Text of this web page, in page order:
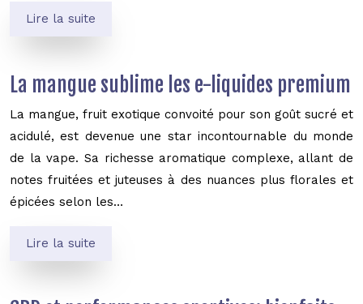
Lire la suite
La mangue sublime les e-liquides premium
La mangue, fruit exotique convoité pour son goût sucré et
acidulé, est devenue une star incontournable du monde
de la vape. Sa richesse aromatique complexe, allant de
notes fruitées et juteuses à des nuances plus florales et
épicées selon les…
Lire la suite